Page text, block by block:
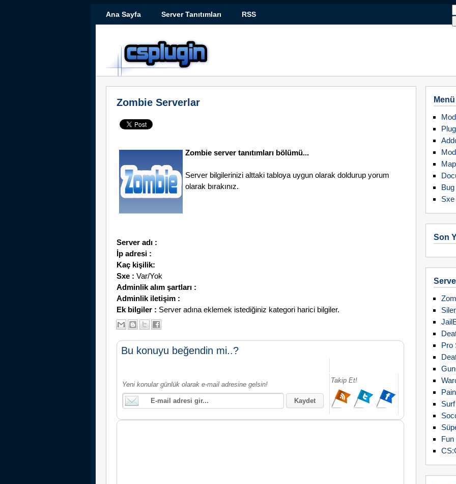
Ana Sayfa Server Tanıtımları RSS
Zombie Serverlar
Zombie server tanıtımları bölümü...
Server bilgilerinizi alttaki tabloya uygun olarak doldurup yorum
olarak bırakınız.
Server adı :
İp adresi :
Kaç kişilik:
Sxe : Var/Yok
Adminlik alım şartları :
Adminlik iletişim :
Ek bilgiler : Server adına eklemek istediğiniz kategori harici bilgiler.
Bu konuyu beğendin mi..?
Yeni konular günlük olarak e-mail adresine gelsin!
Takip Et!
Menü
Sxe
Son
Pro